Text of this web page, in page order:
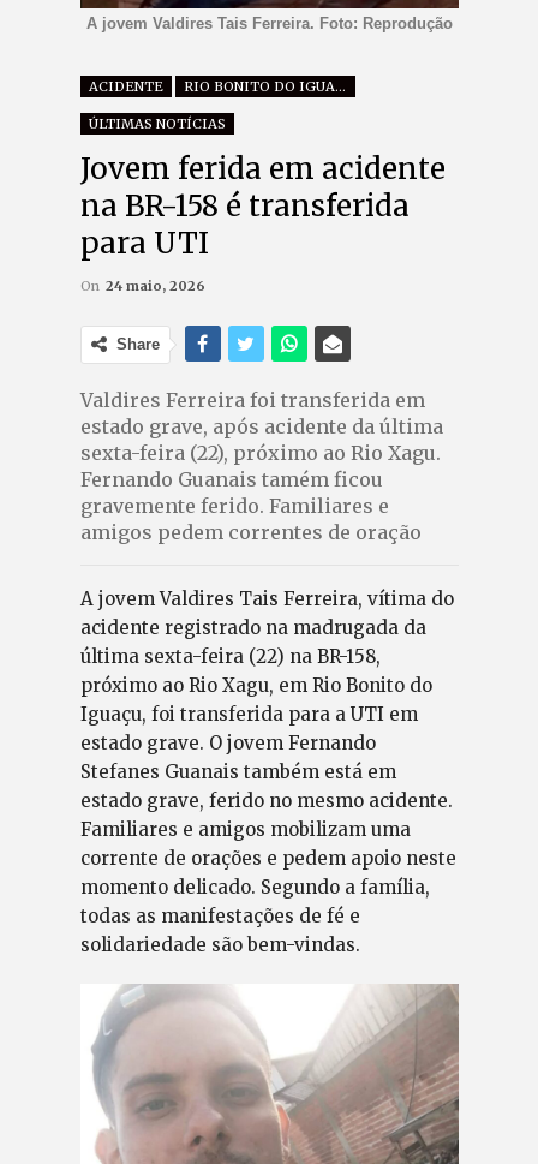
A jovem Valdires Tais Ferreira. Foto: Reprodução
ACIDENTE RIO BONITO DO IGUAÇU
ÚLTIMAS NOTÍCIAS
Jovem ferida em acidente
na BR-158 é transferida
para UTI
On 24 maio, 2026
Share
Valdires Ferreira foi transferida em
estado grave, após acidente da última
sexta-feira (22), próximo ao Rio Xagu.
Fernando Guanais tamém ficou
gravemente ferido. Familiares e
amigos pedem correntes de oração
A jovem Valdires Tais Ferreira, vítima do
acidente registrado na madrugada da
última sexta-feira (22) na BR-158,
próximo ao Rio Xagu, em Rio Bonito do
Iguaçu, foi transferida para a UTI em
estado grave. O jovem Fernando
Stefanes Guanais também está em
estado grave, ferido no mesmo acidente.
Familiares e amigos mobilizam uma
corrente de orações e pedem apoio neste
momento delicado. Segundo a família,
todas as manifestações de fé e
solidariedade são bem-vindas.